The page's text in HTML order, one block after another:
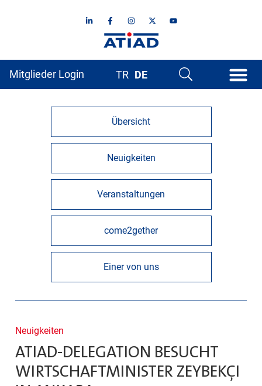
Mitglieder Login TR DE
Neuigkeiten
ATIAD-DELEGATION BESUCHT
WIRTSCHAFTMINISTER ZEYBEKÇI
Übersicht
Neuigkeiten
Veranstaltungen
come2gether
Einer von uns